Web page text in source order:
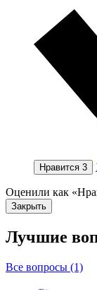
Нравится 3
Оценили как
Закрыть
Лучшие
Все вопросы (1)